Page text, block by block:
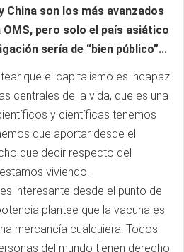
China son los más avanzados
OMS, pero solo el país asiático
sería de “bien público”...
que el capitalismo es incapaz
centrales de la vida, que es una
y científicas tenemos
que aportar desde el
que decir respecto del
viviendo.
interesante desde el punto de
plantee que la vacuna es
mercancía cualquiera. Todos
del mundo tienen derecho